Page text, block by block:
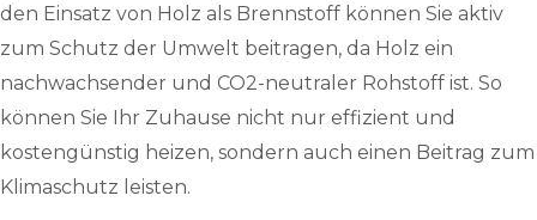
den Einsatz von Holz als Brennstoff können Sie aktiv
zum Schutz der Umwelt beitragen, da Holz ein
nachwachsender und CO2-neutraler Rohstoff ist. So
können Sie Ihr Zuhause nicht nur effizient und
kostengünstig heizen, sondern auch einen Beitrag zum
Klimaschutz leisten.